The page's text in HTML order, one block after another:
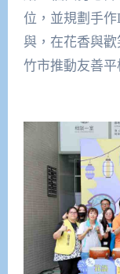
位，並規劃手
與，在花香與
竹市推動友善平